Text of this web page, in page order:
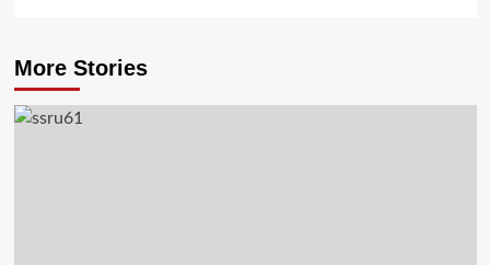
More Stories